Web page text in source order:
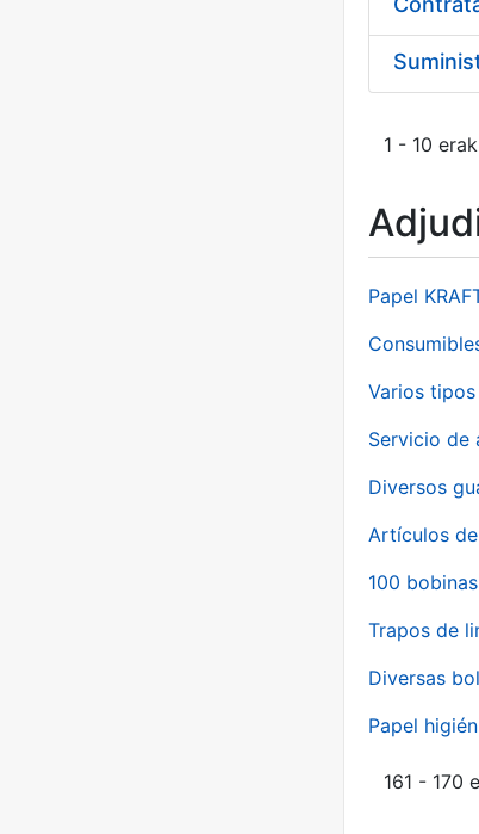
1 - 10
Papel
Varios
Servicio de
Diversos
Artículos
100
Trapos de
Diversas
Papel
161 - 170